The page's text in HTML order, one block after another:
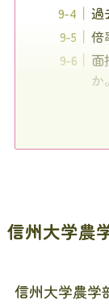
過
倍
面
か。
信州大学農
信州大学農学